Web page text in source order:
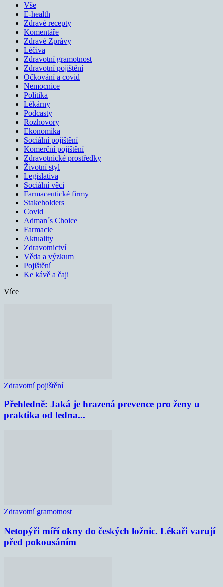
Vše
E-health
Zdravé recepty
Komentáře
Zdravé Zprávy
Léčiva
Zdravotní gramotnost
Zdravotní pojištění
Očkování a covid
Nemocnice
Politika
Lékárny
Podcasty
Rozhovory
Ekonomika
Sociální pojištění
Komerční pojištění
Zdravotnické prostředky
Životní styl
Legislativa
Sociální věci
Farmaceutické firmy
Stakeholders
Covid
Adman´s Choice
Farmacie
Aktuality
Zdravotnictví
Věda a výzkum
Pojištění
Ke kávě a čaji
Více
Zdravotní pojištění
Přehledně: Jaká je hrazená prevence pro ženy u
praktika od ledna...
Zdravotní gramotnost
Netopýři míří okny do českých ložnic. Lékaři varují
před pokousáním